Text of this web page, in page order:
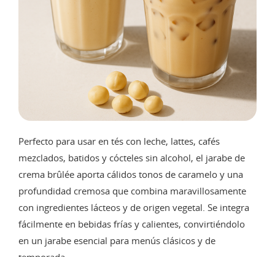
Perfecto para usar en tés con leche, lattes, cafés
mezclados, batidos y cócteles sin alcohol, el jarabe de
crema brûlée aporta cálidos tonos de caramelo y una
profundidad cremosa que combina maravillosamente
con ingredientes lácteos y de origen vegetal. Se integra
fácilmente en bebidas frías y calientes, convirtiéndolo
en un jarabe esencial para menús clásicos y de